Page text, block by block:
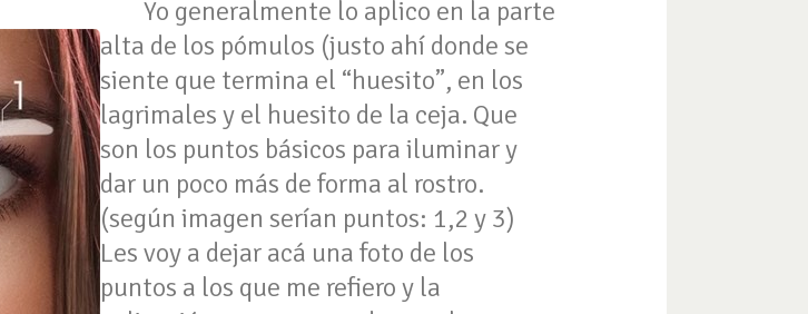
Yo generalmente lo aplico en la parte
alta de los pómulos (justo ahí donde se
siente que termina el “huesito”, en los
lagrimales y el huesito de la ceja. Que
son los puntos básicos para iluminar y
dar un poco más de forma al rostro.
(según imagen serían puntos: 1,2 y 3)
Les voy a dejar acá una foto de los
puntos a los que me refiero y la